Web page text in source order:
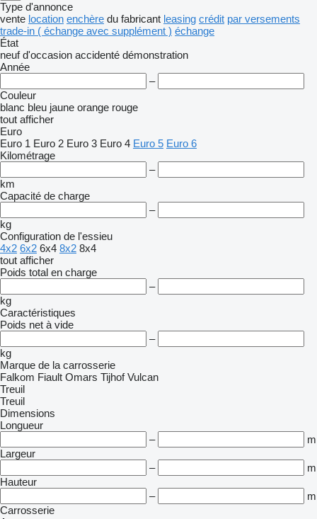
Type d'annonce
vente location enchère du fabricant leasing crédit par versements
trade-in ( échange avec supplément ) échange
État
neuf d'occasion accidenté démonstration
Année
–
Couleur
blanc bleu jaune orange rouge
tout afficher
Euro
Euro 1 Euro 2 Euro 3 Euro 4 Euro 5 Euro 6
Kilométrage
–
km
Capacité de charge
–
kg
Configuration de l'essieu
4x2 6x2 6x4 8x2 8x4
tout afficher
Poids total en charge
–
kg
Caractéristiques
Poids net à vide
–
kg
Marque de la carrosserie
Falkom Fiault Omars Tijhof Vulcan
Treuil
Treuil
Dimensions
Longueur
–
m
Largeur
–
m
Hauteur
–
m
Carrosserie